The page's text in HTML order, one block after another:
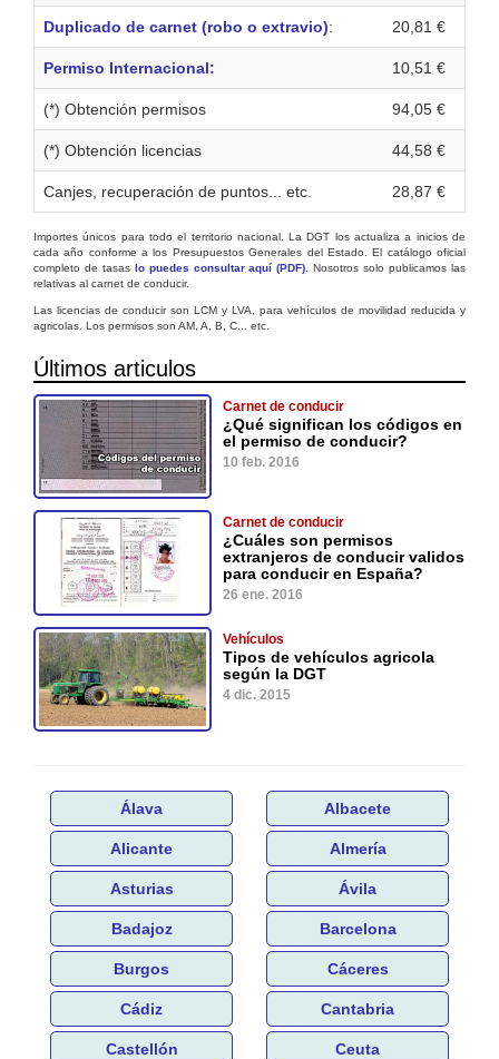
Duplicado de carnet (robo o extravio): 20,81 €
Permiso Internacional: 10,51 €
(*) Obtención permisos 94,05 €
(*) Obtención licencias 44,58 €
Canjes, recuperación de puntos... etc. 28,87 €
Importes únicos para todo el territorio nacional. La DGT los actualiza a inicios de
cada año conforme a los Presupuestos Generales del Estado. El catálogo oficial
completo de tasas lo puedes consultar aquí (PDF) . Nosotros solo publicamos las
relativas al carnet de conducir.
Las licencias de conducir son LCM y LVA, para vehículos de movilidad reducida y
agricolas. Los permisos son AM, A, B, C... etc.
Últimos articulos
Carnet de conducir
¿Qué significan los códigos en
el permiso de conducir?
10 feb. 2016
Carnet de conducir
¿Cuáles son permisos
extranjeros de conducir validos
para conducir en España?
26 ene. 2016
Vehículos
Tipos de vehículos agricola
según la DGT
4 dic. 2015
Álava Albacete
Alicante Almería
Asturias Ávila
Badajoz Barcelona
Burgos Cáceres
Cádiz Cantabria
Castellón Ceuta